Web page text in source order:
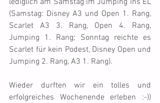
lediglich am Samstag im Jumping ins EL
(Samstag: Disney A3 und Open 1. Rang,
Scarlet A3 3. Rang, Open 4. Rang,
Jumping 1. Rang; Sonntag reichte es
Scarlet für kein Podest, Disney Open und
Jumping 2. Rang, A3 1. Rang).
Wieder durften wir ein tolles und
erfolgreiches Wochenende erleben :-))